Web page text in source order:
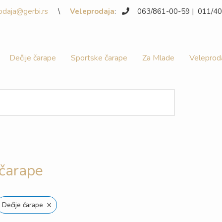
\ Veleprodaja: 063/861-00-59 | 011/
Dečije čarape Sportske čarape Za Mlade
Dečije čarape ×